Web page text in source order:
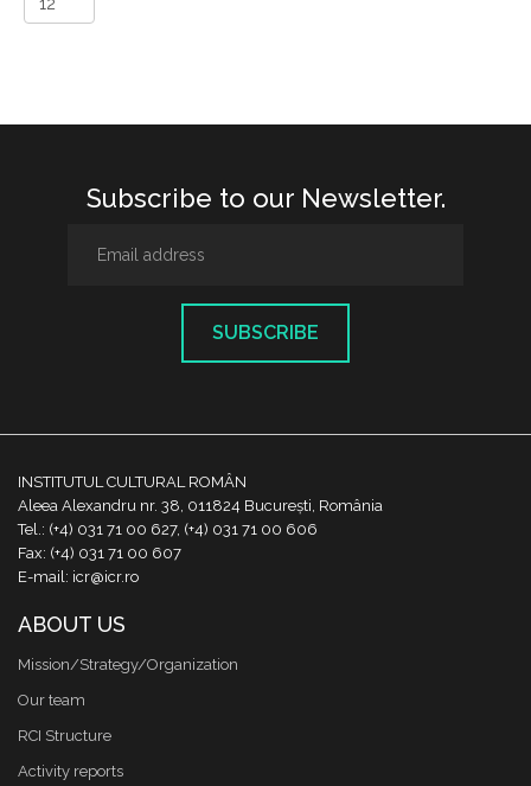
Subscribe to our Newsletter.
SUBSCRIBE
INSTITUTUL CULTURAL ROMÂN
Aleea Alexandru nr. 38, 011824 București, România
Tel.: (+4) 031 71 00 627, (+4) 031 71 00 606
Fax: (+4) 031 71 00 607
E-mail: icr@icr.ro
ABOUT US
Mission/Strategy/Organization
Our team
RCI Structure
Activity reports